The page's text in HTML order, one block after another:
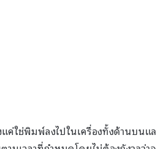
ค่ใช่พิมพ์ลงไปในเครื่องทั้งด้านบนแ